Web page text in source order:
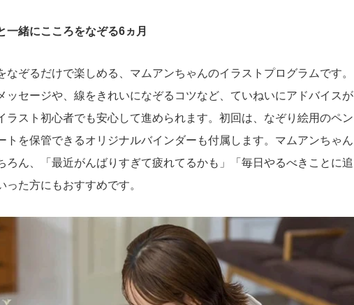
一緒にこころをなぞる6ヵ月
なぞるだけで楽しめる、マムアンちゃんのイラストプログラムです。
ッセージや、線をきれいになぞるコツなど、ていねいにアドバイスが
ラスト初心者でも安心して進められます。初回は、なぞり絵用のペン
トを保管できるオリジナルバインダーも付属します。マムアンちゃん
ろん、「最近がんばりすぎて疲れてるかも」「毎日やるべきことに追
った方にもおすすめです。